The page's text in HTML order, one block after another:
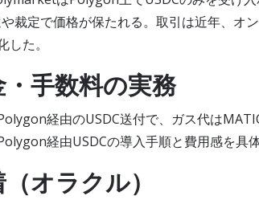
裁定で価格が保たれる。取引は近年、オ
した。
・手数料の実務
経由のUSDC送付で、ガス代は
経由USDCの導入手順と費用感を具
オラクル）